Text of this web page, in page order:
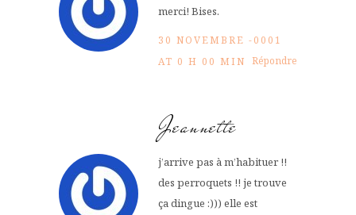
merci! Bises.
30 NOVEMBRE -0001
AT 0 H 00 MIN Répondre
Jeannette
j’arrive pas à m’habituer !!
des perroquets !! je trouve
ça dingue :))) elle est